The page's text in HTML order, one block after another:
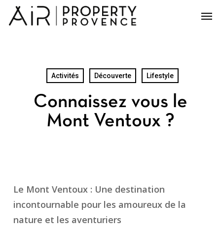
Activités Découverte Lifestyle
Connaissez vous le
Mont Ventoux ?
Le Mont Ventoux : Une destination
incontournable pour les amoureux de la
nature et les aventuriers